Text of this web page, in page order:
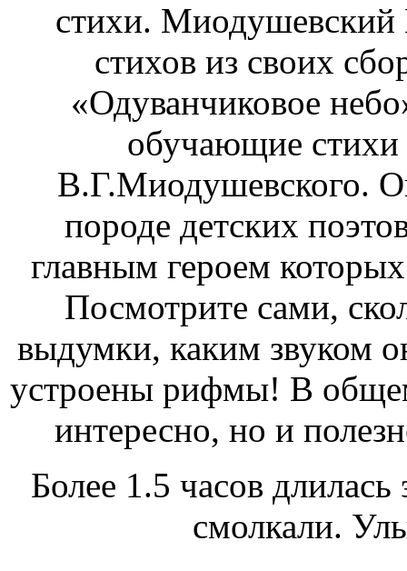
стихи. Миодушевский
стихов из своих
«Одуванчиковое
обучающие стихи
В.Г.Миодушевского.
породе детских
главным героем
Посмотрите сами,
выдумки, каким звуком
устроены рифмы! В
интересно, но и
Более 1.5 часов
смолкали.